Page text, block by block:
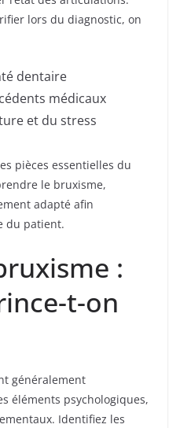
lors du diagnostic, on
dentaire
médicaux
et du stress
pièces essentielles du
le bruxisme,
adapté afin
du patient.
:
t-on
généralement
éléments psychologiques,
Identifiez les